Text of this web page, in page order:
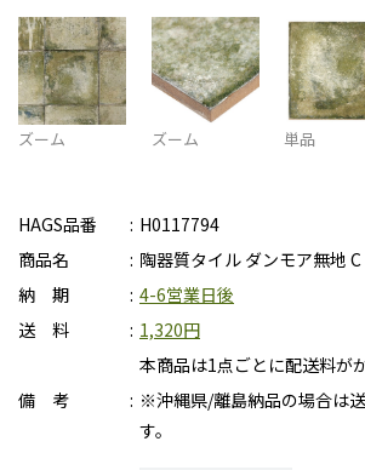
ズーム ズーム 単品
HAGS品番
H0117794
商品名
陶器質タイル ダンモア無地
納 期
4-6営業日後
送 料
1,320円
本商品は1点ごとに配送料が
備 考
※沖縄県/離島納品の場合は
す。